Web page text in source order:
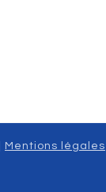
Mentions légales